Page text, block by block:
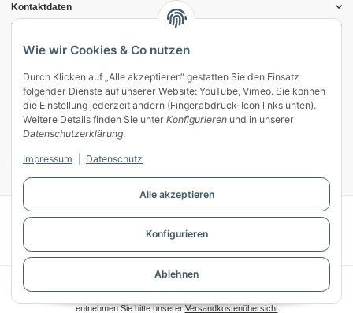
Alle akzeptieren
Konfigurieren
Ablehnen
Wie wir Cookies & Co nutzen
Durch Klicken auf „Alle akzeptieren“ gestatten Sie den Einsatz
folgender Dienste auf unserer Website: YouTube, Vimeo. Sie können
die Einstellung jederzeit ändern (Fingerabdruck-Icon links unten).
Weitere Details finden Sie unter Konfigurieren und in unserer
Datenschutzerklärung.
Impressum Datenschutz
Kontaktdaten
Informationen
Gesetzliche Informationen
Vertrag widerrufen
Zahlung & Versand
Mein Kundenkonto
Streitschlichtung
Unsere Herstellermarken
Powered byJTL-Shop
entnehmen Sie bitte unsererVersandkostenübersicht